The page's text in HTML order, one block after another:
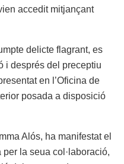
accedit mitjançant
delicte flagrant, es
i després del preceptiu
en l’Oficina de
posada a disposició
Alós, ha manifestat el
la seua col·laboració,